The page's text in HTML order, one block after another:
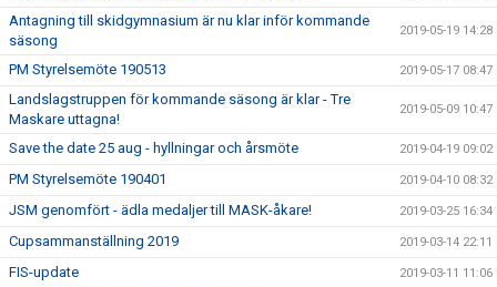
Antagning till skidgymnasium är nu klar inför kommande
säsong
2019-05-19 14:28
PM Styrelsemöte 190513 2019-05-17 08:47
Landslagstruppen för kommande säsong är klar - Tre
Maskare uttagna!
2019-05-09 10:47
Save the date 25 aug - hyllningar och årsmöte 2019-04-19 09:02
PM Styrelsemöte 190401 2019-04-10 08:32
JSM genomfört - ädla medaljer till MASK-åkare! 2019-03-25 16:34
Cupsammanställning 2019 2019-03-14 22:11
FIS-update 2019-03-11 11:06